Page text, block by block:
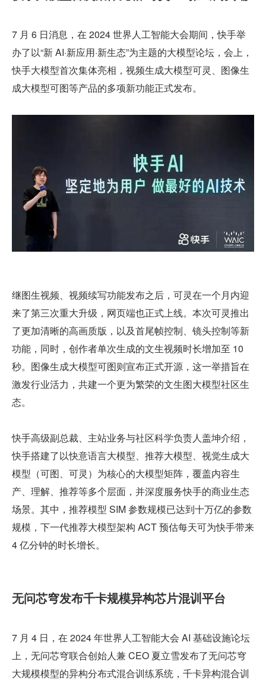
7 月 6 日消息，在 2024 世界人工智能大会期间，快手举
办了以“新 AI·新应用·新生态”为主题的大模型论坛，会上，
快手大模型首次集体亮相，视频生成大模型可灵、图像生
成大模型可图等产品的多项新功能正式发布。
继图生视频、视频续写功能发布之后，可灵在一个月内迎
来了第三次重大升级，网页端也正式上线。本次可灵推出
了更加清晰的高画质版，以及首尾帧控制、镜头控制等新
功能，同时，创作者单次生成的文生视频时长增加至 10
秒。图像生成大模型可图则宣布正式开源，这一举措旨在
激发行业活力，共建一个更为繁荣的文生图大模型社区生
态。
快手高级副总裁、主站业务与社区科学负责人盖坤介绍，
快手搭建了以快意语言大模型、推荐大模型、视觉生成大
模型（可图、可灵）为核心的大模型矩阵，覆盖内容生
产、理解、推荐等多个层面，并深度服务快手的商业生态
场景。其中，推荐模型 SIM 参数规模已达到十万亿的参数
规模，下一代推荐大模型架构 ACT 预估每天可为快手带来
4 亿分钟的时长增长。
无问芯穹发布千卡规模异构芯片混训平台
7 月 4 日，在 2024 年世界人工智能大会 AI 基础设施论坛
上，无问芯穹联合创始人兼 CEO 夏立雪发布了无问芯穹
大规模模型的异构分布式混合训练系统，千卡异构混合训